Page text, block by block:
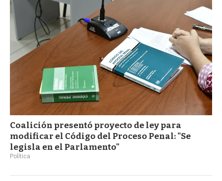
Coalición presentó proyecto de ley para
modificar el Código del Proceso Penal: "Se
legisla en el Parlamento"
Política